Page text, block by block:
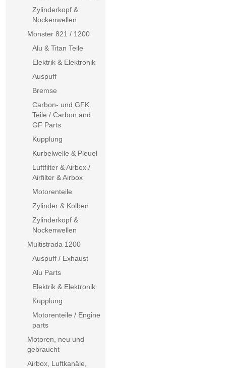
Zylinderkopf &
Nockenwellen
Monster 821 / 1200
Alu & Titan Teile
Elektrik & Elektronik
Auspuff
Bremse
Carbon- und GFK
Teile / Carbon and
GF Parts
Kupplung
Kurbelwelle & Pleuel
Luftfilter & Airbox /
Airfilter & Airbox
Motorenteile
Zylinder & Kolben
Zylinderkopf &
Nockenwellen
Multistrada 1200
Auspuff / Exhaust
Alu Parts
Elektrik & Elektronik
Kupplung
Motorenteile / Engine
parts
Motoren, neu und
gebraucht
Airbox, Luftkanäle,